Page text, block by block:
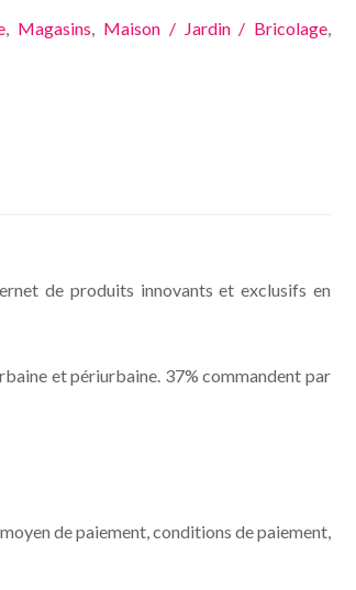
, Magasins, Maison / Jardin / Bricolage,
de produits innovants et exclusifs en
et périurbaine. 37% commandent par
de paiement, conditions de paiement,